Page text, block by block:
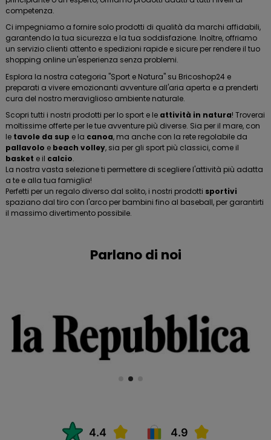
competenza.
Ci impegniamo a fornire solo prodotti di qualità da marchi affidabili,
garantendo la tua sicurezza e la tua soddisfazione. Inoltre, offriamo
un servizio clienti attento e spedizioni rapide e sicure per rendere il tuo
shopping online un'esperienza senza problemi.
Esplora la nostra categoria "Sport e Natura" su Bricoshop24 e
preparati a vivere emozionanti avventure all'aria aperta e a prenderti
cura del nostro meraviglioso ambiente naturale.
Scopri tutti i nostri prodotti per lo sport e le attività in natura! Troverai
moltissime offerte per le tue avventure più diverse. Sia per il mare, con
le tavole da sup e la canoa, ma anche con la rete regolabile da
pallavolo e beach volley, sia per gli sport più classici, come il
basket e il calcio.
La nostra vasta selezione ti permettere di scegliere l'attività più adatta
a te e alla tua famiglia!
Perfetti per un regalo diverso dal solito, i nostri prodotti sportivi
spaziano dal tiro con l'arco per bambini fino al baseball, per garantirti
il massimo divertimento possibile.
Parlano di noi